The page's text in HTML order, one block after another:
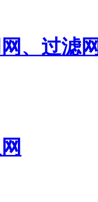
、过滤网